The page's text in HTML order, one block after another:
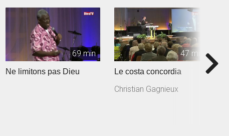
69 min
Ne limitons pas Dieu
47 min
Le costa concordia
Christian Gagnieux